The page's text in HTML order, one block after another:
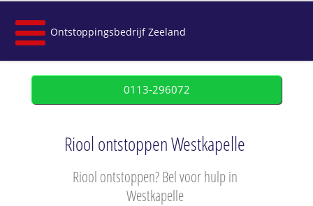
Ontstoppingsbedrijf Zeeland
0113-296072
Riool ontstoppen Westkapelle
Riool ontstoppen? Bel voor hulp in
Westkapelle